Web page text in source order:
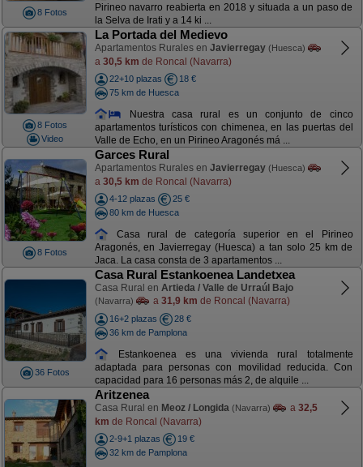
8 Fotos
Pirineo navarro reabierta en 2018 y situada a un paso de
la Selva de Irati y a 14 ki ...
8 Fotos
Video
La Portada del Medievo
Apartamentos Rurales en Javierregay (Huesca)
a 30,5 km de Roncal (Navarra)
22+10 plazas
18 €
75 km de Huesca
Nuestra casa rural es un conjunto de cinco
apartamentos turísticos con chimenea, en las puertas del
Valle de Echo, en un Pirineo Aragonés má ...
8 Fotos
Garces Rural
Apartamentos Rurales en Javierregay (Huesca)
a 30,5 km de Roncal (Navarra)
4-12 plazas
25 €
80 km de Huesca
Casa rural de categoría superior en el Pirineo
Aragonés, en Javierregay (Huesca) a tan solo 25 km de
Jaca. La casa consta de 3 apartamentos ...
36 Fotos
Casa Rural Estankoenea Landetxea
Casa Rural en Artieda / Valle de Urraúl Bajo
(Navarra) a 31,9 km de Roncal (Navarra)
16+2 plazas
28 €
36 km de Pamplona
Estankoenea es una vivienda rural totalmente
adaptada para personas con movilidad reducida. Con
capacidad para 16 personas más 2, de alquile ...
Aritzenea
Casa Rural en Meoz / Longida (Navarra) a 32,5
km de Roncal (Navarra)
2-9+1 plazas
19 €
32 km de Pamplona